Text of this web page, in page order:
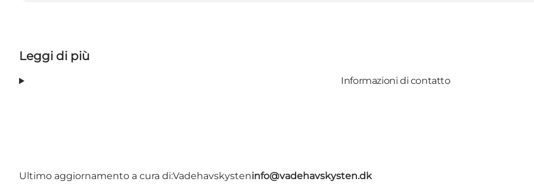
Leggi di più
Informazioni di contatto
Ultimo aggiornamento a cura di:Vadehavskysteninfo@vadehavskysten.dk